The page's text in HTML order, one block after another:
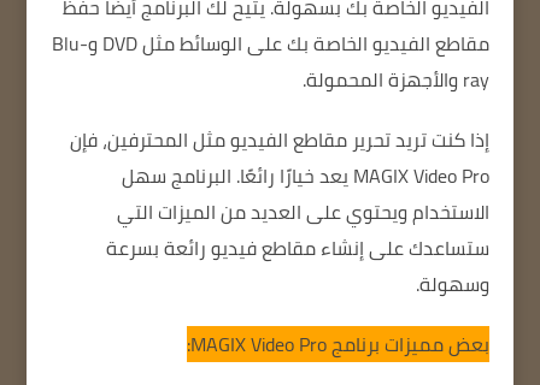
الفيديو الخاصة بك بسهولة. يتيح لك البرنامج أيضًا حفظ
مقاطع الفيديو الخاصة بك على الوسائط مثل DVD وBlu-
ray والأجهزة المحمولة.
إذا كنت تريد تحرير مقاطع الفيديو مثل المحترفين، فإن
MAGIX Video Pro يعد خيارًا رائعًا. البرنامج سهل
الاستخدام ويحتوي على العديد من الميزات التي
ستساعدك على إنشاء مقاطع فيديو رائعة بسرعة
وسهولة.
بعض مميزات برنامج MAGIX Video Pro: